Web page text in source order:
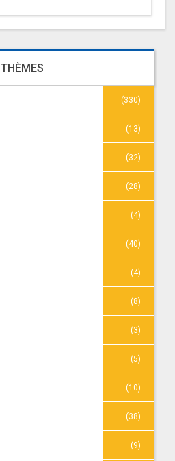
THÈMES
(330)
(13)
(32)
(28)
(4)
(40)
(4)
(8)
(3)
(5)
(10)
(38)
(9)